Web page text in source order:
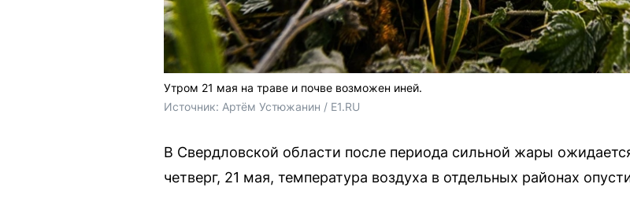
Утром 21 мая на траве и почве возможен иней.
Источник: Артём Устюжанин / E1.RU
В Свердловской области после периода сильной жары
четверг, 21 мая, температура воздуха в отдельных районах